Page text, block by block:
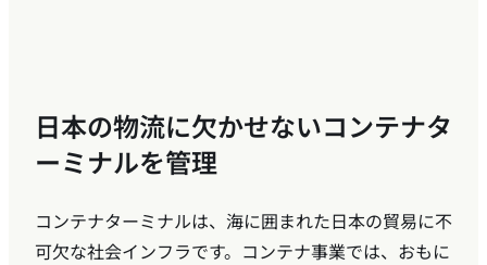
日本の物流に欠かせないコンテナタ
ーミナルを管理
コンテナターミナルは、海に囲まれた日本の貿易に不
可欠な社会インフラです。コンテナ事業では、おもに